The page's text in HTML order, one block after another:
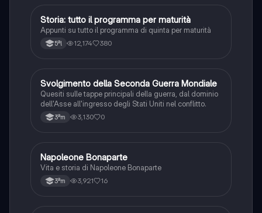
Storia
Storia: tutto il programma per maturità
Appunti su tutto il programma di quinta per maturità
5ªl 12,174 380
SStoria
Svolgimento della Seconda Guerra Mondiale
Quesiti sulle tappe principali della guerra, dal dominio
dell'Asse all'ingresso degli Stati Uniti nel conflitto.
3ªm 3,130 0
NStoria
Napoleone Bonaparte
Vita e storia di Napoleone Bonaparte
3ªm 3,921 16